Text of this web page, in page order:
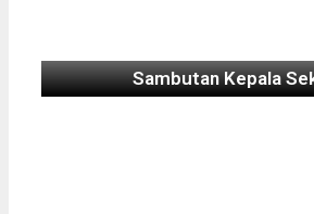
Sambutan Kepala